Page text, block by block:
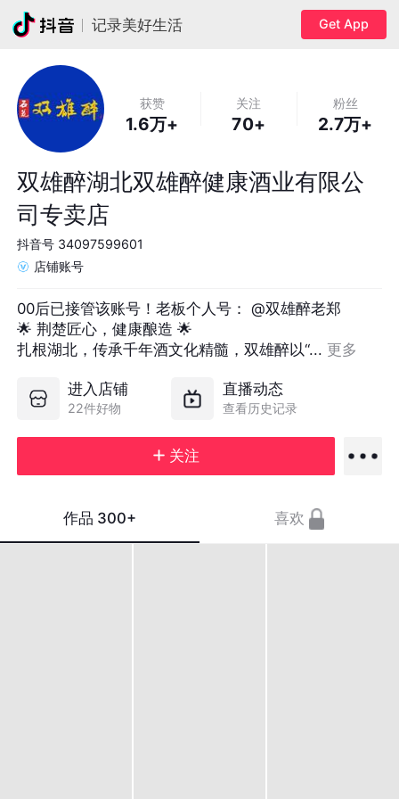
记录美好生活 Get App
获赞
1.6万+
关注
70+
粉丝
2.7万+
双雄醉湖北双雄醉健康酒业有限公
司专卖店
抖音号 34097599601
店铺账号
00后已接管该账号！老板个人号： @双雄醉老郑
🌟 荆楚匠心，健康酿造 🌟
扎根湖北，传承千年酒文化精髓，双雄醉以“... 更多
进入店铺
22件好物
直播动态
查看历史记录
关注
作品 300+ 喜欢